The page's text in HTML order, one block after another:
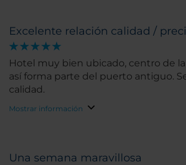
Excelente relación calidad /
Hotel muy bien ubicado, centro de
así forma parte del puerto antiguo.
calidad.
Mostrar información
Una semana maravillosa